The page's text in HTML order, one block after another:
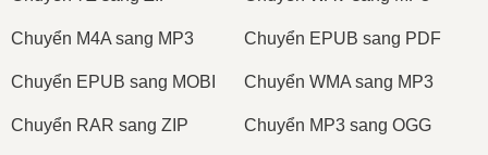
Сhuyển M4A sang MP3 Сhuyển EPUB sang PDF
Сhuyển EPUB sang MOBI Сhuyển WMA sang MP3
Сhuyển RAR sang ZIP Сhuyển MP3 sang OGG